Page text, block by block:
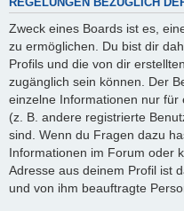
REGELUNGEN BEZÜGLICH
Zweck eines Boards ist es,
zu ermöglichen. Du bist dir
Profils und die von dir
zugänglich sein können. Der
einzelne Informationen nur
(z. B. andere registrierte
sind. Wenn du Fragen dazu
Informationen im Forum oder
Adresse aus deinem Profil ist
und von ihm beauftragte